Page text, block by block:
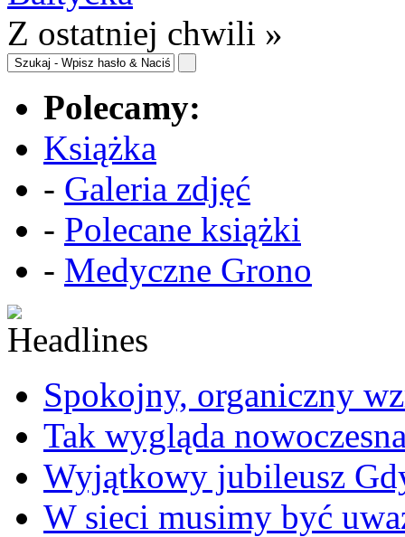
Z ostatniej chwili »
Polecamy:
Książka
- Galeria zdjęć
- Polecane książki
- Medyczne Grono
Spokojny, organiczny
Tak wygląda
Wyjątkowy jubileusz
W sieci musimy być